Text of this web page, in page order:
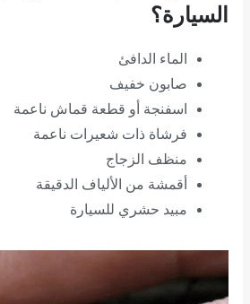
السيارة؟
الماء الدافئ
صابون خفيف
اسفنجة أو قطعة قماش ناعمة
فرشاة ذات شعيرات ناعمة
منظف ​​الزجاج
أقمشة من الألياف الدقيقة
مبيد حشري للسيارة